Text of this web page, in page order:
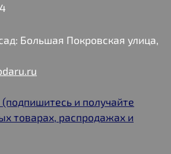
Большая Покровская улица,
и получайте
товарах, распродажах и